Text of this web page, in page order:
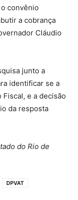
convênio
a cobrança
Cláudio
junto a
identificar se a
e a decisão
da resposta
do Rio de
DPVAT